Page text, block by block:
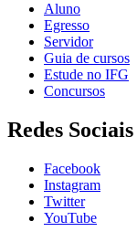
Aluno
Egresso
Servidor
Guia de cursos
Estude no IFG
Concursos
Redes Sociais
Facebook
Instagram
Twitter
YouTube